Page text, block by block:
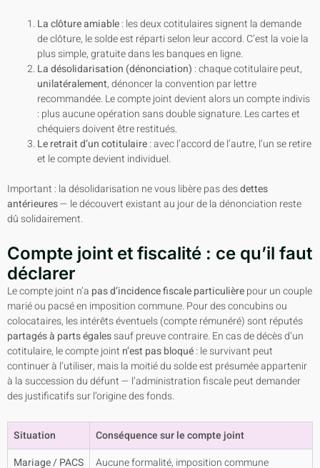
La clôture amiable: les deux cotitulaires signent la demande
de clôture, le solde est réparti selon leur accord. C’est la voie la
plus simple, gratuite dans les banques en ligne.
La désolidarisation (dénonciation) : chaque cotitulaire peut,
unilatéralement, dénoncer la convention par lettre
recommandée. Le compte joint devient alors un compte indivis
: plus aucune opération sans double signature. Les cartes et
chéquiers doivent être restitués.
Le retrait d’un cotitulaire: avec l’accord de l’autre, l’un se retire
et le compte devient individuel.
Important : la désolidarisation ne vous libère pas desdettes
antérieures— le découvert existant au jour de la dénonciation reste
dû solidairement.
Compte joint et fiscalité : ce qu’il faut
déclarer
Le compte joint n’a pas d’incidence fiscale particulièrepour un couple
marié ou pacsé en imposition commune. Pour des concubins ou
colocataires, les intérêts éventuels (compte rémunéré) sont réputés
partagés à parts égalessauf preuve contraire. En cas de décès d’un
cotitulaire, le compte joint n’est pas bloqué: le survivant peut
continuer à l’utiliser, mais la moitié du solde est présumée appartenir
à la succession du défunt — l’administration fiscale peut demander
des justificatifs sur l’origine des fonds.
Situation
Conséquence sur le compte joint
Mariage / PACS
Aucune formalité, imposition commune